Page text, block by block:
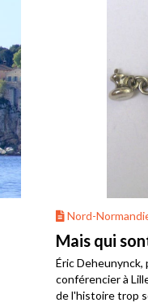
Nord-
Mais qui
Éric
conférencier à
de l'histoire trop